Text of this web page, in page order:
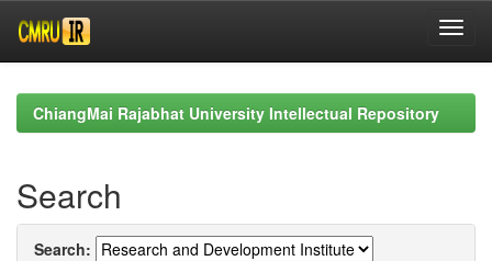
navigationChiangMai Rajabhat University Intellectual Repository
Search
Search: